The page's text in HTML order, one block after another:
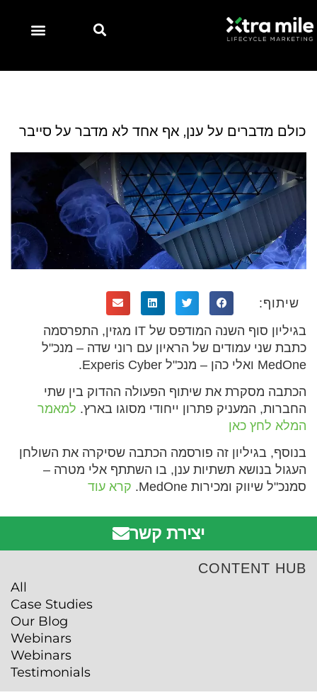
כולם מדברים על ענן, אף אחד לא מדבר על סייבר
שיתוף:
בגיליון סוף השנה המודפס של IT מגזין, התפרסמה
כתבת שני עמודים של הראיון עם רוני שדה – מנכ"ל
MedOne ואלי כהן – מנכ"ל Experis Cyber.
הכתבה מסקרת את שיתוף הפעולה ההדוק בין שתי
החברות, המעניק פתרון ייחודי מסוגו בארץ. למאמר
המלא לחץ כאן
בנוסף, בגיליון זה פורסמה הכתבה שסיקרה את השולחן
העגול בנושא תשתיות ענן, בו השתתף אלי מטרה –
סמנכ"ל שיווק ומכירות MedOne.
קרא עוד
יצירת קשר
CONTENT HUB
All
Case Studies
Our Blog
Webinars
Webinars
Testimonials